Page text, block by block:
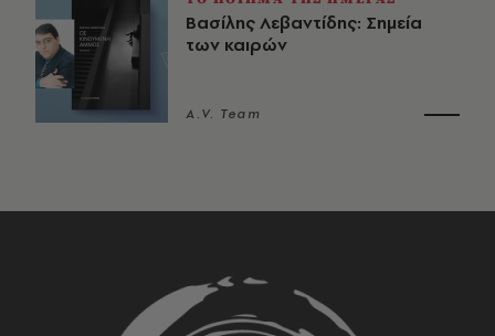
Βασίλης Λεβαντίδης: Σημεία
των καιρών
A.V. Team